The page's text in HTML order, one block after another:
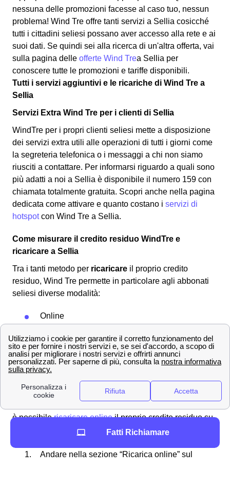
nessuna delle promozioni facesse al caso tuo, nessun
problema! Wind Tre offre tanti servizi a Sellia cosicché
tutti i cittadini seliesi possano aver accesso alla rete e ai
suoi dati. Se quindi sei alla ricerca di un'altra offerta, vai
sulla pagina delle offerte Wind Trea Sellia per
conoscere tutte le promozioni e tariffe disponibili.
Tutti i servizi aggiuntivi e le ricariche di Wind Tre a
Sellia
Servizi Extra Wind Tre per i clienti di Sellia
WindTre per i propri clienti seliesi mette a disposizione
dei servizi extra utili alle operazioni di tutti i giorni come
la segreteria telefonica o i messaggi a chi non siamo
riusciti a contattare. Per informarsi riguardo a quali sono
più adatti a noi a Sellia è disponibile il numero 159 con
chiamata totalmente gratuita. Scopri anche nella pagina
dedicata come attivare e quanto costano i servizi di
hotspotcon Wind Tre a Sellia.
Come misurare il credito residuo WindTre e
ricaricare a Sellia
Tra i tanti metodo per ricaricare il proprio credito
residuo, Wind Tre permette in particolare agli abbonati
seliesi diverse modalità:
Online
Allo sportello del bancomat
Attraverso l'homebanking dalla propria casa
a Sellia
Ricaricare la propria SIM online
è possibilericaricare onlineil proprio credito residuo su
internet senza scomodarsi. Ecco la procedura passo per
Andare nella sezione “Ricarica online” sul
Fatti Richiamare